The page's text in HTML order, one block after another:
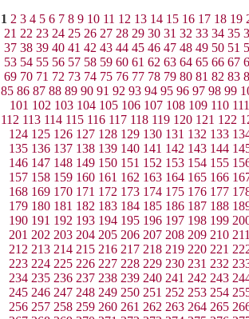
1 2 3 4 5 6 7 8 9 10 11 12 13 14 15 16 17 18 19
21 22 23 24 25 26 27 28 29 30 31 32 33 34 35
37 38 39 40 41 42 43 44 45 46 47 48 49 50 51
53 54 55 56 57 58 59 60 61 62 63 64 65 66 67
69 70 71 72 73 74 75 76 77 78 79 80 81 82 83
85 86 87 88 89 90 91 92 93 94 95 96 97 98 99
101 102 103 104 105 106 107 108 109 110 111
112 113 114 115 116 117 118 119 120 121 122
124 125 126 127 128 129 130 131 132 133
135 136 137 138 139 140 141 142 143 144
146 147 148 149 150 151 152 153 154 155
157 158 159 160 161 162 163 164 165 166
168 169 170 171 172 173 174 175 176 177
179 180 181 182 183 184 185 186 187 188
190 191 192 193 194 195 196 197 198 199
201 202 203 204 205 206 207 208 209 210
212 213 214 215 216 217 218 219 220 221
223 224 225 226 227 228 229 230 231 232
234 235 236 237 238 239 240 241 242 243
245 246 247 248 249 250 251 252 253 254
256 257 258 259 260 261 262 263 264 265